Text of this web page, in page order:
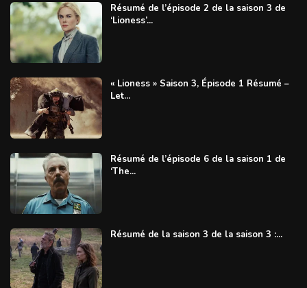
Résumé de l’épisode 2 de la saison 3 de
‘Lioness’...
« Lioness » Saison 3, Épisode 1 Résumé –
Let...
Résumé de l’épisode 6 de la saison 1 de
‘The...
Résumé de la saison 3 de la saison 3 :...